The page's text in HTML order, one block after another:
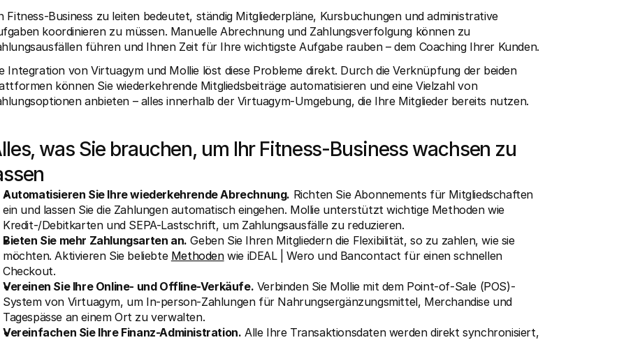
Fitness-Business zu leiten bedeutet, ständig Mitgliederpläne, Kursbuchungen und administrative
koordinieren zu müssen. Manuelle Abrechnung und Zahlungsverfolgung können zu
führen und Ihnen Zeit für Ihre wichtigste Aufgabe rauben – dem Coaching Ihrer Kunden.
Integration von Virtuagym und Mollie löst diese Probleme direkt. Durch die Verknüpfung der beiden
können Sie wiederkehrende Mitgliedsbeiträge automatisieren und eine Vielzahl von
anbieten – alles innerhalb der Virtuagym-Umgebung, die Ihre Mitglieder bereits nutzen.
was Sie brauchen, um Ihr Fitness-Business wachsen zu
Automatisieren Sie Ihre wiederkehrende Abrechnung. Richten Sie Abonnements für Mitgliedschaften
ein und lassen Sie die Zahlungen automatisch eingehen. Mollie unterstützt wichtige Methoden wie
Kredit-/Debitkarten und SEPA-Lastschrift, um Zahlungsausfälle zu reduzieren.
Bieten Sie mehr Zahlungsarten an. Geben Sie Ihren Mitgliedern die Flexibilität, so zu zahlen, wie sie
möchten. Aktivieren Sie beliebte Methoden wie iDEAL | Wero und Bancontact für einen schnellen
Checkout.
Vereinen Sie Ihre Online- und Offline-Verkäufe. Verbinden Sie Mollie mit dem Point-of-Sale (POS)-
System von Virtuagym, um In-person-Zahlungen für Nahrungsergänzungsmittel, Merchandise und
Tagespässe an einem Ort zu verwalten.
Vereinfachen Sie Ihre Finanz-Administration. Alle Ihre Transaktionsdaten werden direkt synchronisiert,